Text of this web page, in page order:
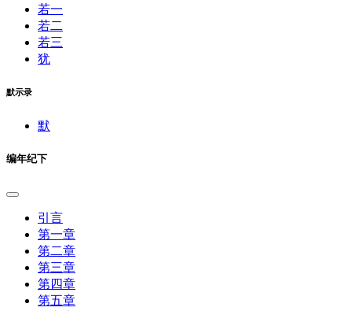
若一
若二
若三
犹
默示录
默
编年纪下
引言
第一章
第二章
第三章
第四章
第五章